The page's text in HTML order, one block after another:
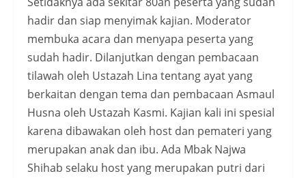
hadir dan siap menyimak kajian. Moderator
membuka acara dan menyapa peserta yang
sudah hadir. Dilanjutkan dengan pembacaan
tilawah oleh Ustazah Lina tentang ayat yang
berkaitan dengan tema dan pembacaan Asmaul
Husna oleh Ustazah Kasmi. Kajian kali ini spesial
karena dibawakan oleh host dan pemateri yang
merupakan anak dan ibu. Ada Mbak Najwa
Shihab selaku host yang merupakan putri dari